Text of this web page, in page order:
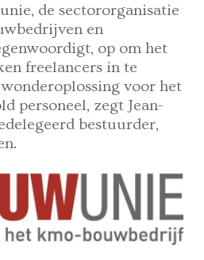
de sectororganisatie
en
op om het
freelancers in te
voor het
personeel, zegt Jean-
bestuurder,